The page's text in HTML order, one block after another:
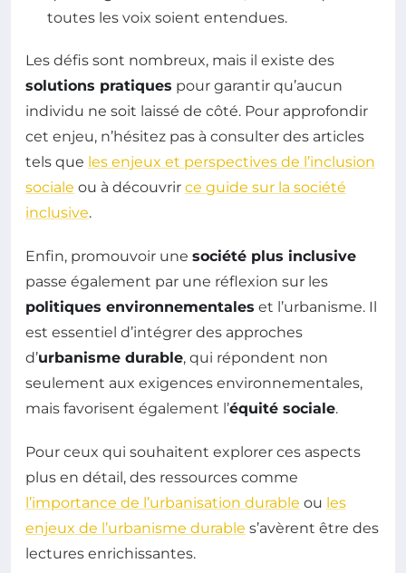
toutes les voix soient entendues.
Les défis sont nombreux, mais il existe des
solutions pratiques pour garantir qu’aucun
individu ne soit laissé de côté. Pour approfondir
cet enjeu, n’hésitez pas à consulter des articles
tels que les enjeux et perspectives de l’inclusion
sociale ou à découvrir ce guide sur la société
inclusive.
Enfin, promouvoir une société plus inclusive
passe également par une réflexion sur les
politiques environnementales et l’urbanisme. Il
est essentiel d’intégrer des approches
d’urbanisme durable, qui répondent non
seulement aux exigences environnementales,
mais favorisent également l’équité sociale.
Pour ceux qui souhaitent explorer ces aspects
plus en détail, des ressources comme
l’importance de l’urbanisation durable ou les
enjeux de l’urbanisme durable s’avèrent être des
lectures enrichissantes.